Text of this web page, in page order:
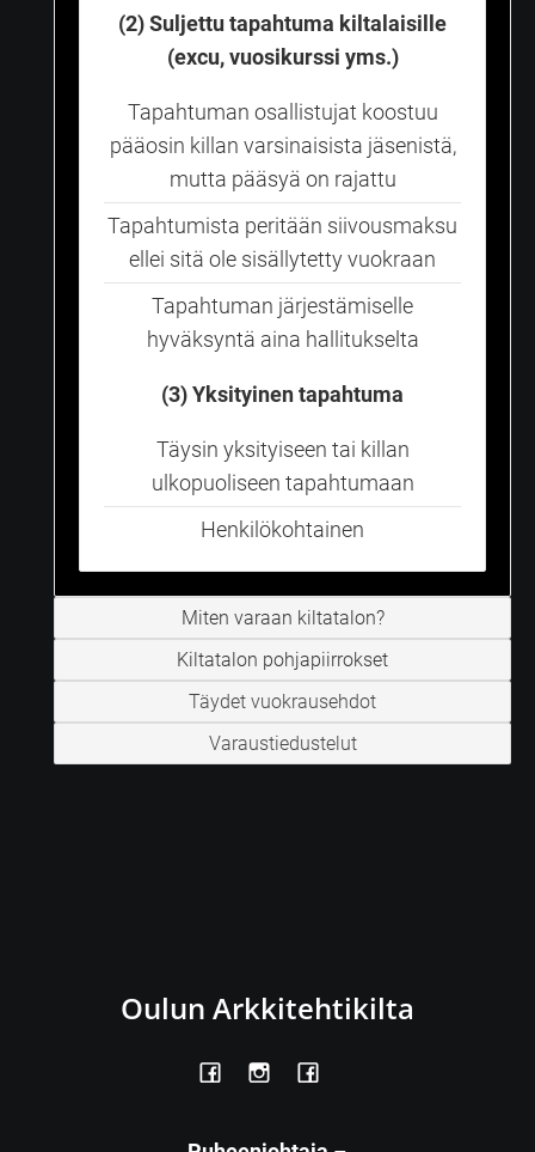
(2) Suljettu tapahtuma kiltalaisille
(excu, vuosikurssi yms.)
Tapahtuman osallistujat koostuu
pääosin killan varsinaisista jäsenistä,
mutta pääsyä on rajattu
Tapahtumista peritään siivousmaksu
ellei sitä ole sisällytetty vuokraan
Tapahtuman järjestämiselle
hyväksyntä aina hallitukselta
(3) Yksityinen tapahtuma
Täysin yksityiseen tai killan
ulkopuoliseen tapahtumaan
Henkilökohtainen
Miten varaan kiltatalon?
Kiltatalon pohjapiirrokset
Täydet vuokrausehdot
Varaustiedustelut
Oulun Arkkitehtikilta